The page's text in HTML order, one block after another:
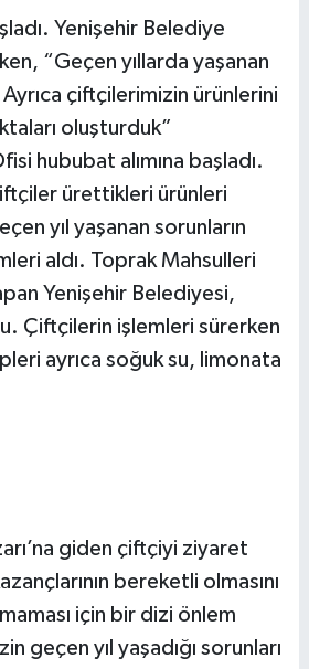
Yenişehir Belediye
“Geçen yıllarda yaşanan
çiftçilerimizin ürünlerini
oluşturduk”
hububat alımına başladı.
ürettikleri ürünleri
yıl yaşanan sorunların
aldı. Toprak Mahsulleri
Yenişehir Belediyesi,
Çiftçilerin işlemleri sürerken
ayrıca soğuk su, limonata
giden çiftçiyi ziyaret
bereketli olmasını
için bir dizi önlem
geçen yıl yaşadığı sorunları